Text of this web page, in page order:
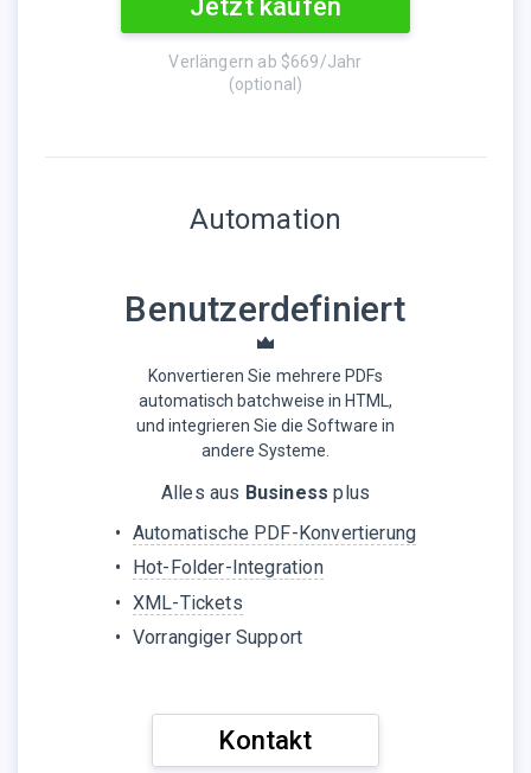
Jetzt kaufen
Verlängern ab $669/Jahr
(optional)
Automation
Benutzerdefiniert
Konvertieren Sie mehrere PDFs
automatisch batchweise in HTML,
und integrieren Sie die Software in
andere Systeme.
Alles aus Business plus
Automatische PDF-Konvertierung
Hot-Folder-Integration
XML-Tickets
Vorrangiger Support
Kontakt